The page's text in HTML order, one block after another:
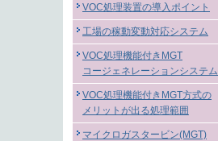
VOC処理装置の導入ポイント
工場の稼動変動対応システム
VOC処理機能付きMGT
コージェネレーションシステム
VOC処理機能付きMGT方式の
メリットが出る処理範囲
マイクロガスタービン(MGT)